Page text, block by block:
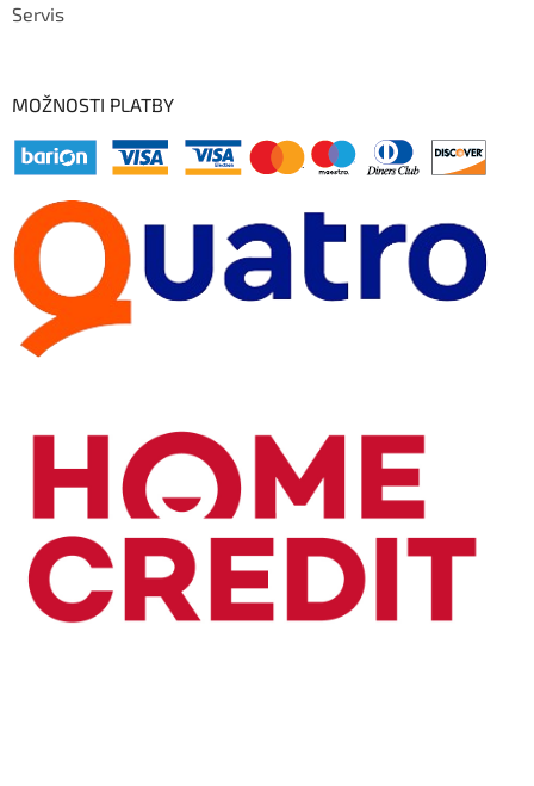
Servis
MOŽNOSTI PLATBY